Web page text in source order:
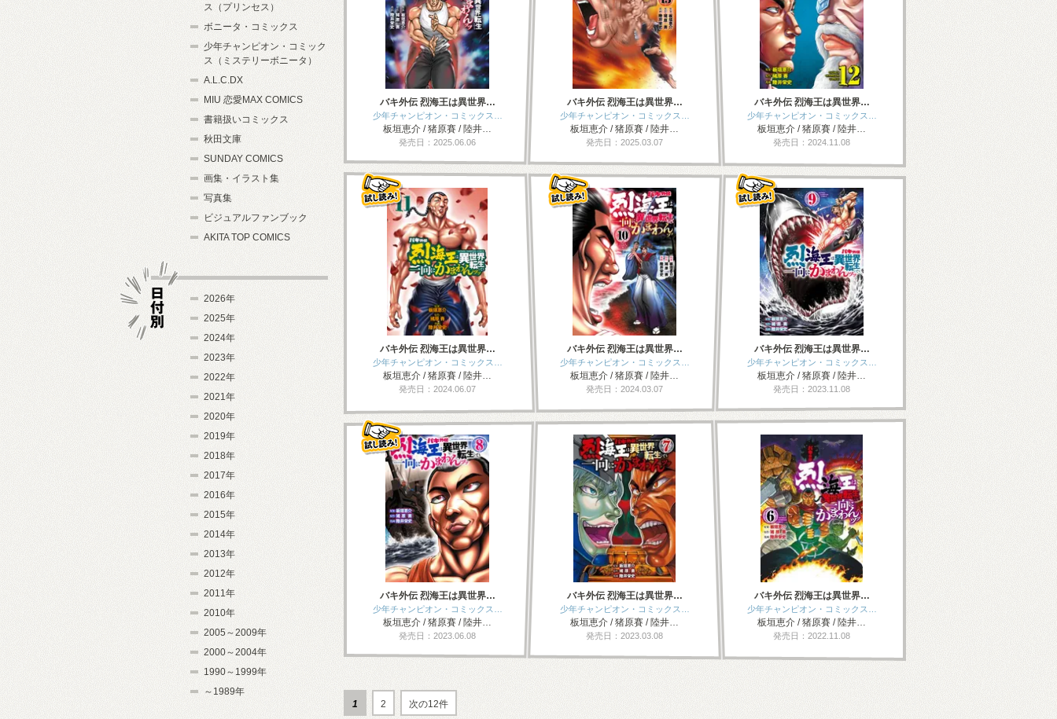
バキ外伝 烈海王は異世界…
少年チャンピオン・コミックス…
板垣恵介 / 猪原賽 / 陸井…
発売日：2025.06.06
バキ外伝 烈海王は異世界…
少年チャンピオン・コミックス…
板垣恵介 / 猪原賽 / 陸井…
発売日：2025.03.07
バキ外伝 烈海王は異世界…
少年チャンピオン・コミックス…
板垣恵介 / 猪原賽 / 陸井…
発売日：2024.11.08
バキ外伝 烈海王は異世界…
少年チャンピオン・コミックス…
板垣恵介 / 猪原賽 / 陸井…
発売日：2024.06.07
バキ外伝 烈海王は異世界…
少年チャンピオン・コミックス…
板垣恵介 / 猪原賽 / 陸井…
発売日：2024.03.07
バキ外伝 烈海王は異世界…
少年チャンピオン・コミックス…
板垣恵介 / 猪原賽 / 陸井…
発売日：2023.11.08
バキ外伝 烈海王は異世界…
少年チャンピオン・コミックス…
板垣恵介 / 猪原賽 / 陸井…
発売日：2023.06.08
バキ外伝 烈海王は異世界…
少年チャンピオン・コミックス…
板垣恵介 / 猪原賽 / 陸井…
発売日：2023.03.08
バキ外伝 烈海王は異世界…
少年チャンピオン・コミックス…
板垣恵介 / 猪原賽 / 陸井…
発売日：2022.11.08
1 2 次の12件
ス（プリンセス）
ボニータ・コミックス
少年チャンピオン・コミック
ス（ミステリーボニータ）
A.L.C.DX
MIU 恋愛MAX COMICS
書籍扱いコミックス
秋田文庫
SUNDAY COMICS
画集・イラスト集
写真集
ビジュアルファンブック
AKITA TOP COMICS
2026年
2025年
2024年
2023年
2022年
2021年
2020年
2019年
2018年
2017年
2016年
2015年
2014年
2013年
2012年
2011年
2010年
2005～2009年
2000～2004年
1990～1999年
～1989年